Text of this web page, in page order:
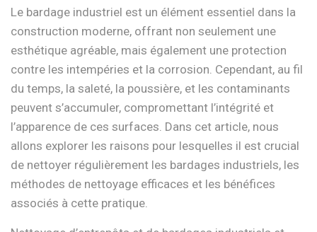
Le bardage industriel est un élément essentiel dans la
construction moderne, offrant non seulement une
esthétique agréable, mais également une protection
contre les intempéries et la corrosion. Cependant, au fil
du temps, la saleté, la poussière, et les contaminants
peuvent s’accumuler, compromettant l’intégrité et
l’apparence de ces surfaces. Dans cet article, nous
allons explorer les raisons pour lesquelles il est crucial
de nettoyer régulièrement les bardages industriels, les
méthodes de nettoyage efficaces et les bénéfices
associés à cette pratique.